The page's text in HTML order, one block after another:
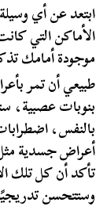
ابتعد عن أي
الأماكن التي
موجودة أمامك
طبيعي أن تمر
بنوبات عصبية،
بالنفس،
أعراض جسدية
تأكد أن كل تلك
وستتحسن